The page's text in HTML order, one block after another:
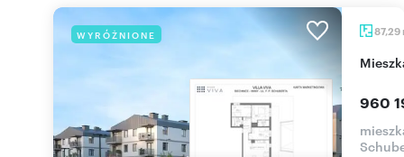
WYRÓŻNIONE 87,29
960